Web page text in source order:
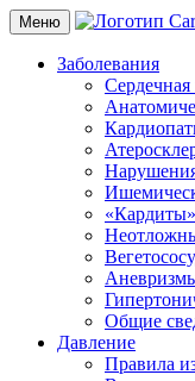
Меню
Заболевания
Сердечная
Общие
Давление
Правила